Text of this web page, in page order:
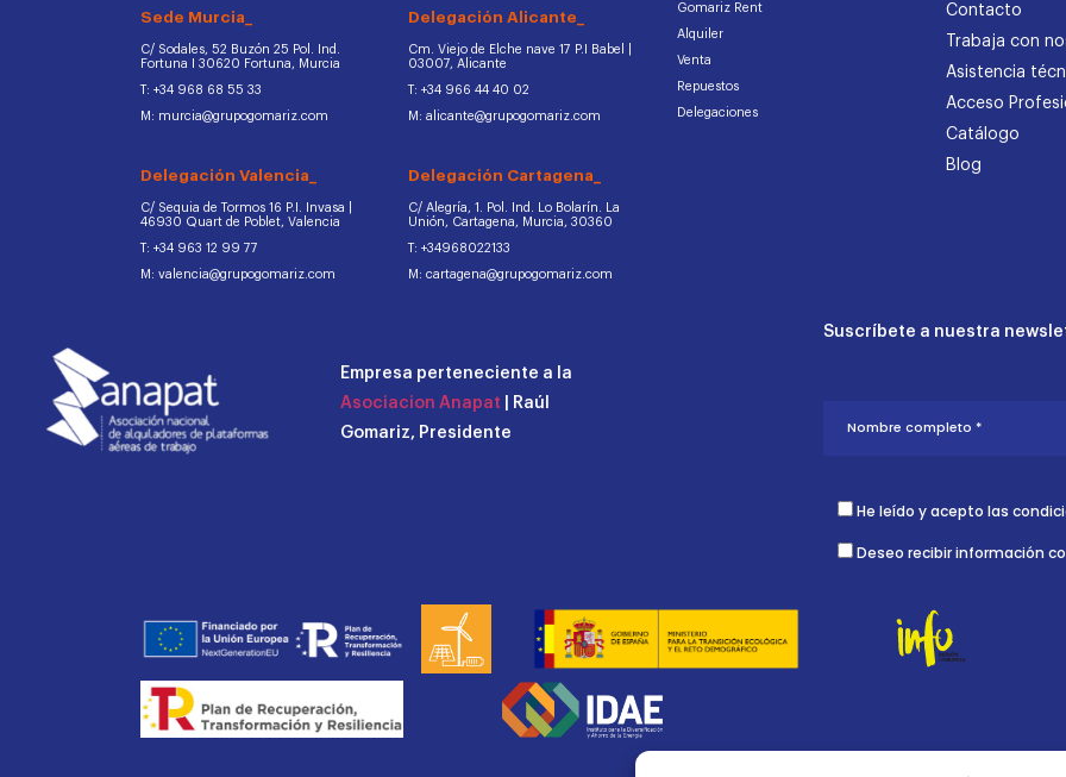
Sede Murcia_
C/ Sodales, 52 Buzón 25 Pol. Ind.
Fortuna I 30620 Fortuna, Murcia
T: +34 968 68 55 33
M: murcia@grupogomariz.com
Delegación Valencia_
C/ Sequia de Tormos 16 P.I. Invasa |
46930 Quart de Poblet, Valencia
T: +34 963 12 99 77
M: valencia@grupogomariz.com
Delegación Alicante_
Cm. Viejo de Elche nave 17 P.I Babel |
03007, Alicante
T: +34 966 44 40 02
M: alicante@grupogomariz.com
Delegación Cartagena_
C/ Alegría, 1. Pol. Ind. Lo Bolarín. La
Unión, Cartagena, Murcia, 30360
T: +34968022133
M: cartagena@grupogomariz.com
Gomariz Rent
Alquiler
Venta
Repuestos
Delegaciones
Contacto
Trabaja con
Asistencia
Acceso
Catálogo
Blog
Empresa perteneciente a la
Asociacion Anapat | Raúl
Gomariz, Presidente
Suscríbete a nuestra
He leído y acepto las
Deseo recibir información